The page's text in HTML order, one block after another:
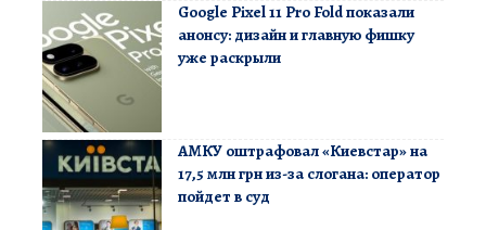
Google Pixel 11 Pro Fold показали
анонсу: дизайн и главную фишку
уже раскрыли
АМКУ оштрафовал «Киевстар» на
17,5 млн грн из-за слогана: оператор
пойдет в суд